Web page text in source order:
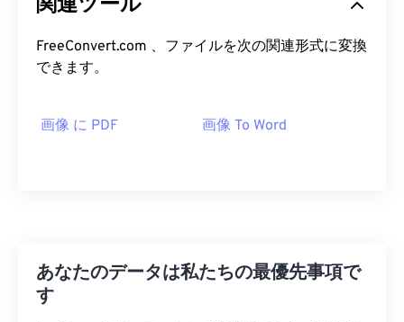
関連ツール
FreeConvert.com 、ファイルを次の関連形式に変換
できます。
画像 に PDF 画像 To Word
あなたのデータは私たちの最優先事項で
す